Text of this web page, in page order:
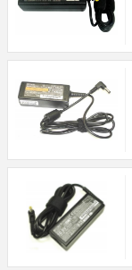
19.5V